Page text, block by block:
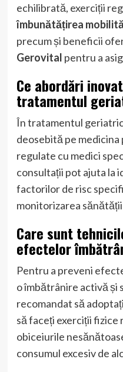
echilibrată, exerciții
îmbunătățirea
precum și beneficii
Gerovital pentru a
Ce abordări
tratamentul
În tratamentul
deosebită pe
regulate cu medici
consultații pot ajuta la
factorilor de risc
monitorizarea
Care sunt
efectelor
Pentru a preveni
o îmbătrânire activă și
recomandat să
să faceți exerciții fizice
obiceiurile
consumul excesiv de